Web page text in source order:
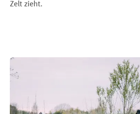
Zelt zieht.